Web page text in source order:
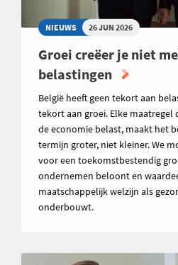
NIEUWS 26 JUN 2026
Groei creëer je niet
belastingen
België heeft geen tekort aan
tekort aan groei. Elke maatregel
de economie belast, maakt het
termijn groter, niet kleiner. We
voor een toekomstbestendig
ondernemen beloont en
maatschappelijk welzijn als
onderbouwt.